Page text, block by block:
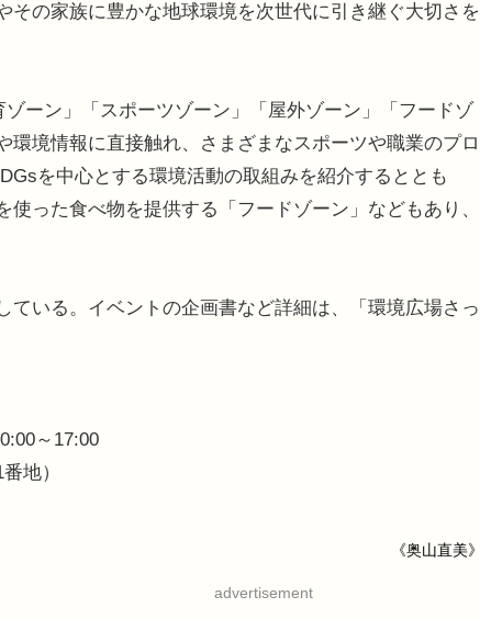
の家族に豊かな地球環境を次世代に引き継ぐ大切さを
ーン」「スポーツゾーン」「屋外ゾーン」「フードゾ
境情報に直接触れ、さまざまなスポーツや職業のプロ
を中心とする環境活動の取組みを紹介するととも
った食べ物を提供する「フードゾーン」などもあり、
いる。イベントの企画書など詳細は、「環境広場さっ
～17:00
地）
《奥山直美》
advertisement